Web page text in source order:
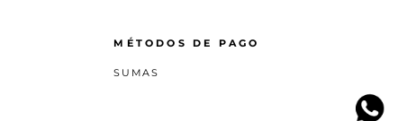
MÉTODOS DE PAGO
SUMAS